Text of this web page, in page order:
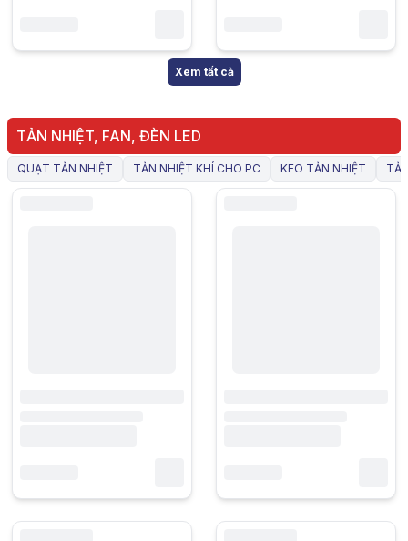
Xem tất cả
TẢN NHIỆT, FAN, ĐÈN LED
QUẠT TẢN NHIỆT TẢN NHIỆT KHÍ CHO PC KEO TẢN NHIỆT